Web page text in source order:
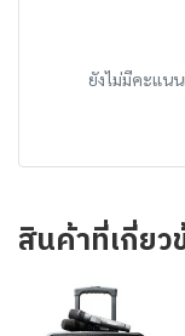
ยังไม่มีคะแน
สินค้าที่เกี่ยว